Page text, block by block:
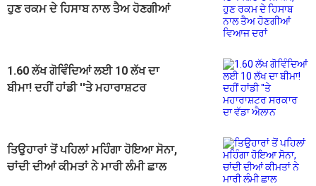
ਹੁਣ ਰਕਮ ਦੇ ਹਿਸਾਬ ਨਾਲ ਤੈਅ ਹੋਣਗੀਆਂ
1.60 ਲੱਖ ਗੋਵਿੰਦਿਆਂ ਲਈ 10 ਲੱਖ ਦਾ
ਬੀਮਾ! ਦਹੀਂ ਹਾਂਡੀ ''ਤੇ ਮਹਾਰਾਸ਼ਟਰ
ਤਿਉਹਾਰਾਂ ਤੋਂ ਪਹਿਲਾਂ ਮਹਿੰਗਾ ਹੋਇਆ ਸੋਨਾ,
ਚਾਂਦੀ ਦੀਆਂ ਕੀਮਤਾਂ ਨੇ ਮਾਰੀ ਲੰਮੀ ਛਾਲ